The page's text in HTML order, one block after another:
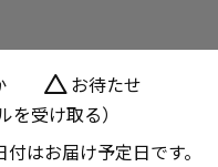
お待たせ
受け取る）
付はお届け予定日です。